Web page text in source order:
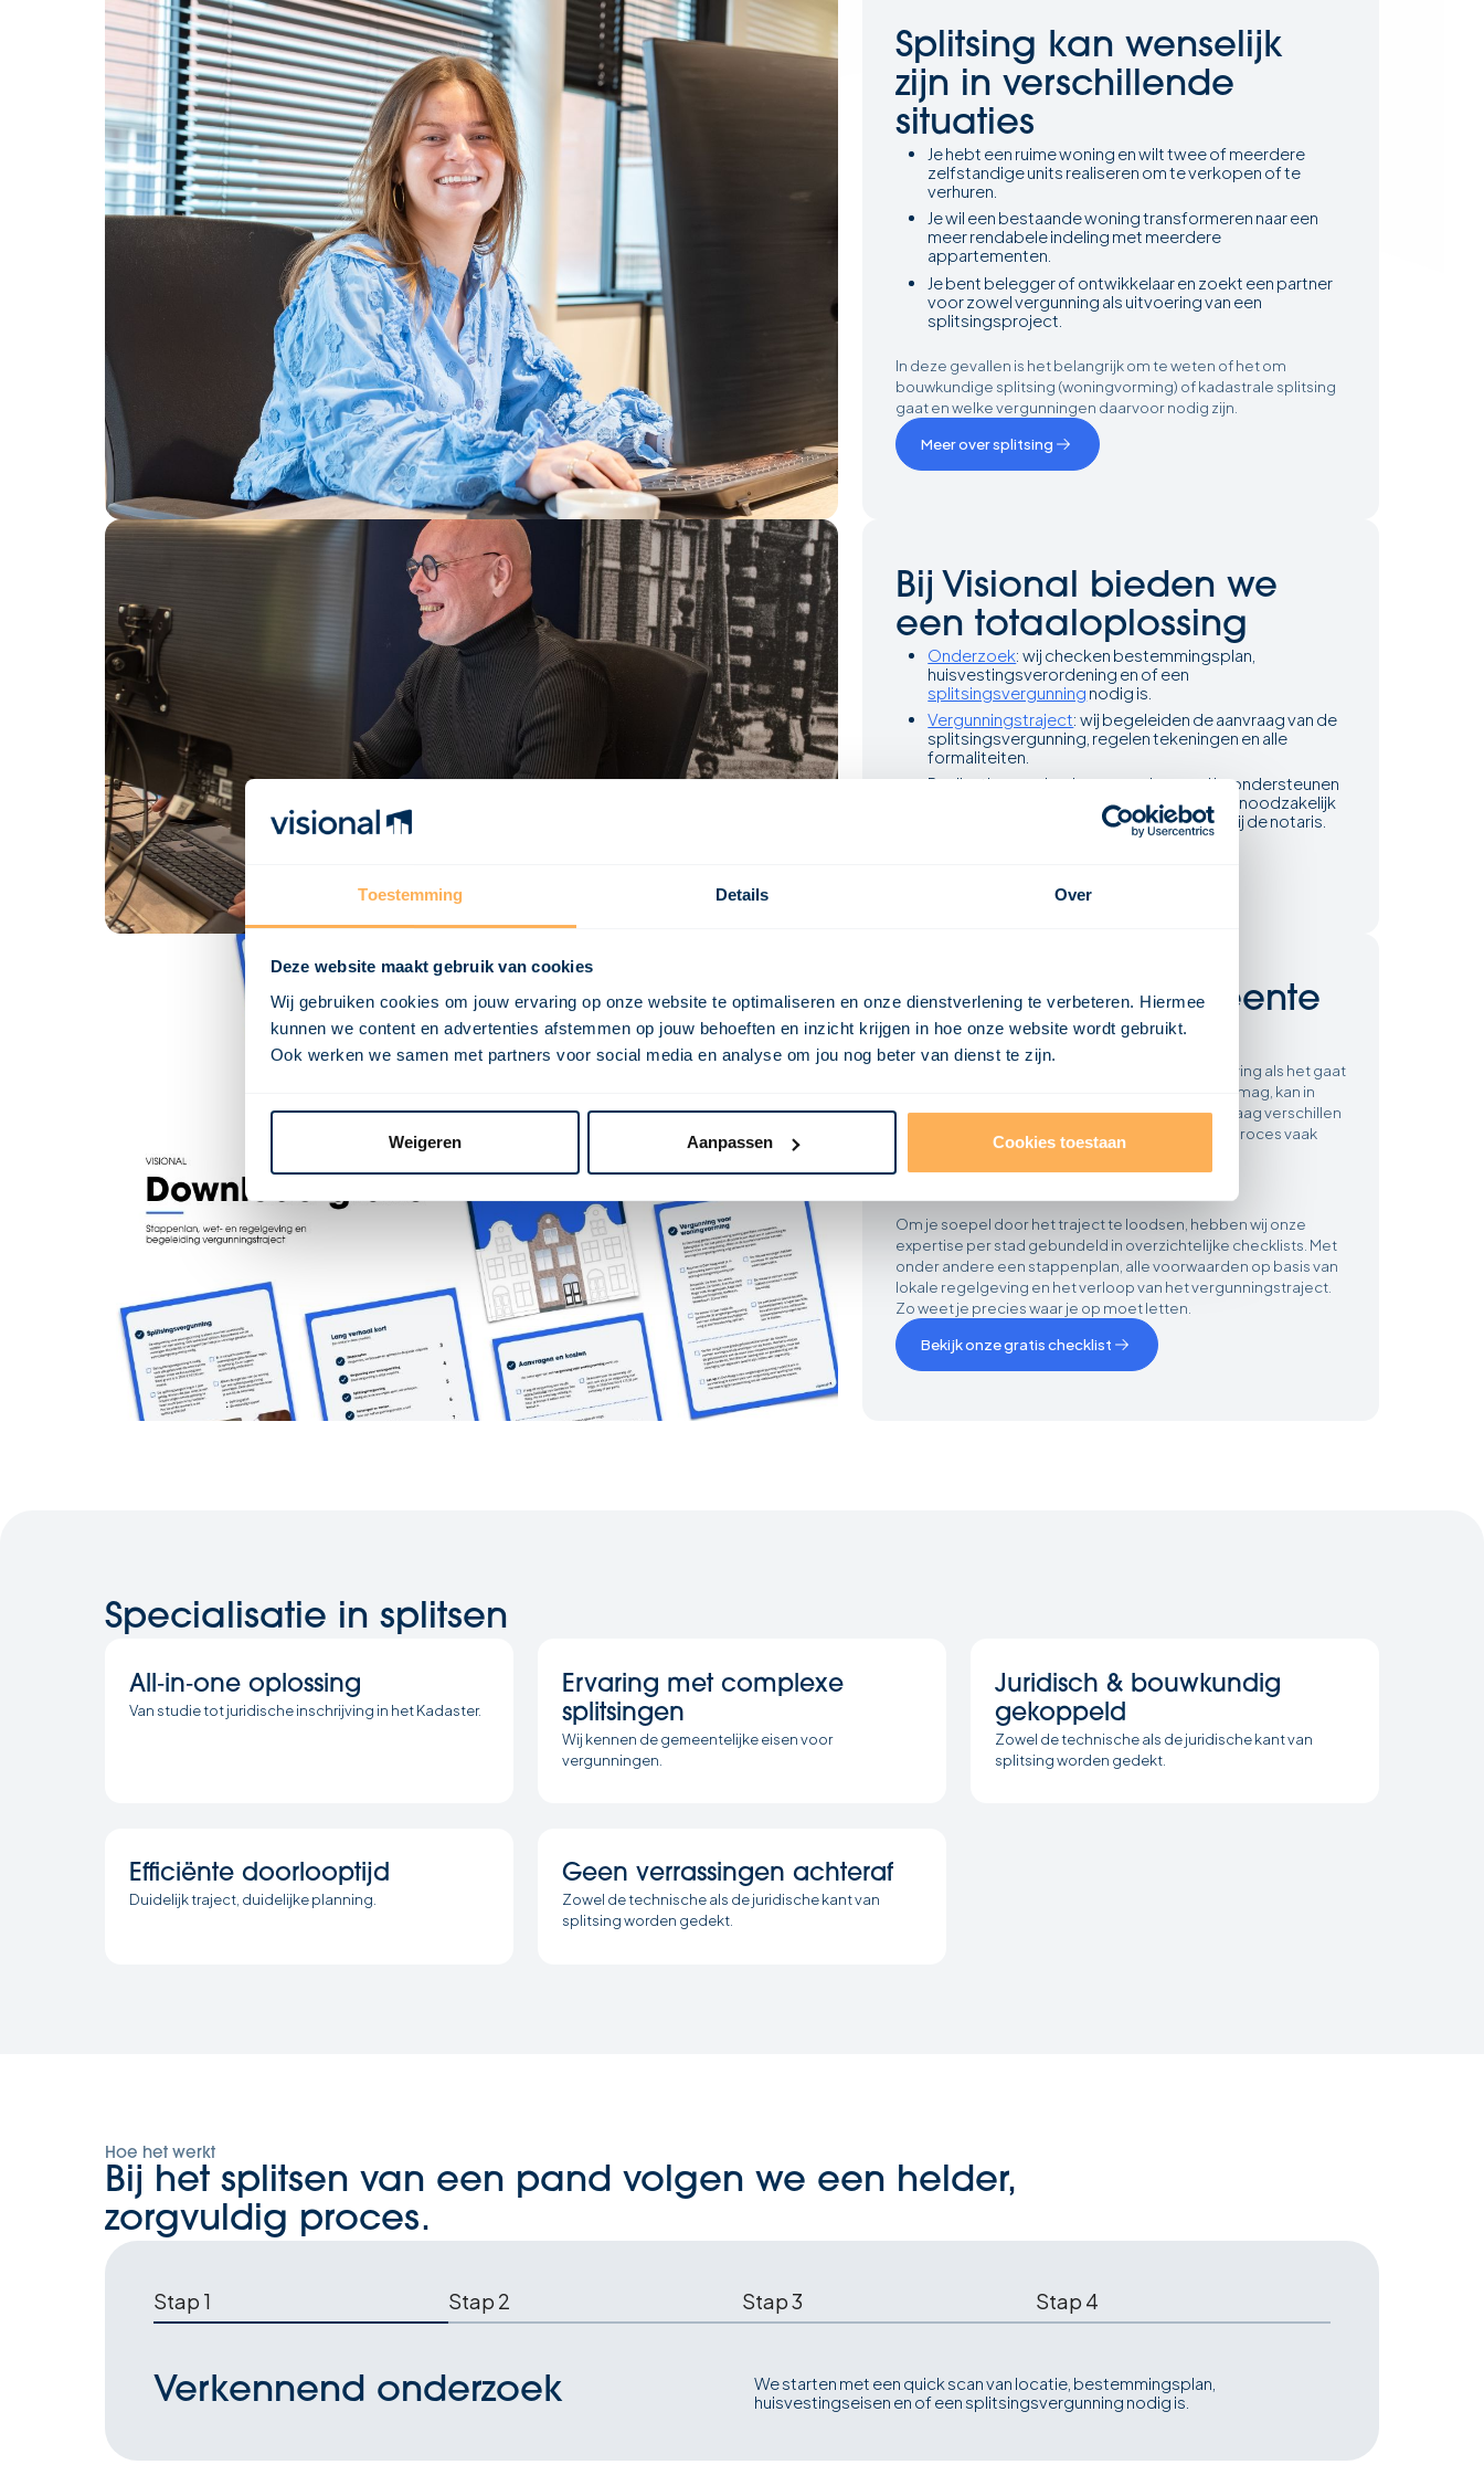
Toestemming Details Over
Deze website maakt gebruik van cookies
Wij gebruiken cookies om jouw ervaring op onze website te optimaliseren en onze dienstverlening te verbeteren. Hiermee
kunnen we content en advertenties afstemmen op jouw behoeften en inzicht krijgen in hoe onze website wordt gebruikt.
Ook werken we samen met partners voor social media en analyse om jou nog beter van dienst te zijn.
Weigeren Aanpassen Cookies toestaan
Splitsing kan wenselijk
zijn in verschillende
situaties
Je hebt een ruime woning en wilt twee of meerdere
zelfstandige units realiseren om te verkopen of te
verhuren.
Je wil een bestaande woning transformeren naar een
meer rendabele indeling met meerdere
appartementen.
Je bent belegger of ontwikkelaar en zoekt een partner
voor zowel vergunning als uitvoering van een
splitsingsproject.
In deze gevallen is het belangrijk om te weten of het om
bouwkundige splitsing (woningvorming) of kadastrale splitsing
gaat en welke vergunningen daarvoor nodig zijn.
Meer over splitsing
Bij Visional bieden we
een totaaloplossing
Onderzoek: wij checken bestemmingsplan,
huisvestingsverordening en of een
splitsingsvergunning nodig is.
Vergunningstraject: wij begeleiden de aanvraag van de
splitsingsvergunning, regelen tekeningen en alle
formaliteiten.
Realisation: zodra de vergunning rond is, ondersteunen
we bij de bouwkundige aanpassingen die noodzakelijk
zijn en regelen we de juridische splitsing bij de notaris.
Geen enkele gemeente
is hetzelfde
Elke gemeente hanteert eigen wet- en regelgeving als het gaat
om het splitsen van woningen. Wat in Rotterdam mag, kan in
Amsterdam verboden zijn, en de regels in Den Haag verschillen
weer wezenlijk van die in Utrecht. Dat maakt het proces vaak
complex en onoverzichtelijk. Tot nu.
‍Om je soepel door het traject te loodsen, hebben wij onze
expertise per stad gebundeld in overzichtelijke checklists. Met
onder andere een stappenplan, alle voorwaarden op basis van
lokale regelgeving en het verloop van het vergunningstraject.
Zo weet je precies waar je op moet letten.
Bekijk onze gratis checklist
Specialisatie in splitsen
All‑in‑one oplossing
Van studie tot juridische inschrijving in het Kadaster.
Ervaring met complexe
splitsingen
Wij kennen de gemeentelijke eisen voor
vergunningen.
Juridisch & bouwkundig
gekoppeld
Zowel de technische als de juridische kant van
splitsing worden gedekt.
Efficiënte doorlooptijd
Duidelijk traject, duidelijke planning.
Geen verrassingen achteraf
Zowel de technische als de juridische kant van
splitsing worden gedekt.
Hoe het werkt
Bij het splitsen van een pand volgen we een helder,
zorgvuldig proces.
Stap 1 Stap 2 Stap 3 Stap 4
Verkennend onderzoek
We starten met een quick scan van locatie, bestemmingsplan,
huisvestingseisen en of een splitsingsvergunning nodig is.